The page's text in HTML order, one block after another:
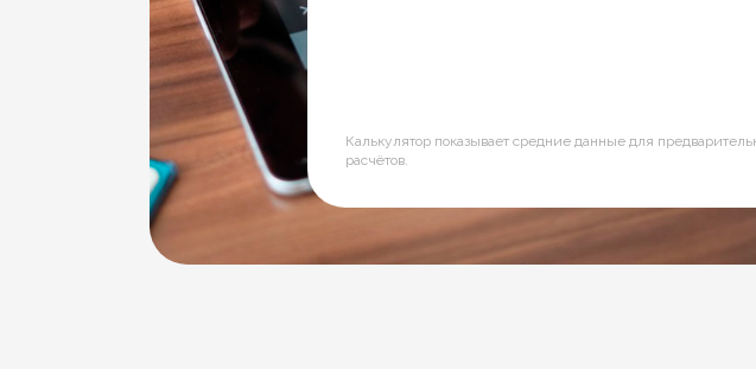
Калькулятор показывает средние данные для
расчётов.